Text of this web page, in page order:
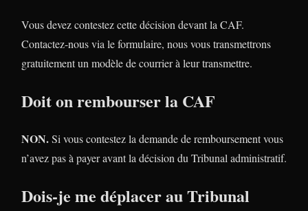
Vous devez contestez cette décision devant la CAF.
Contactez-nous via le formulaire, nous vous transmettrons
gratuitement un modèle de courrier à leur transmettre.
Doit on rembourser la CAF
NON.Si vous contestez la demande de remboursement vous
n’avez pas à payer avant la décision du Tribunal administratif.
Dois-je me déplacer au Tribunal